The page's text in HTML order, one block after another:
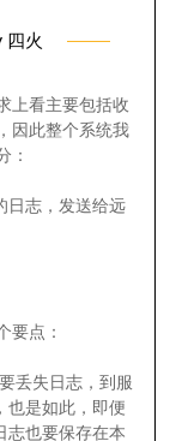
四火
上看主要包括收
因此整个系统我
：
日志，发送给远
要点：
丢失日志，到服
也是如此，即便
志也要保存在本